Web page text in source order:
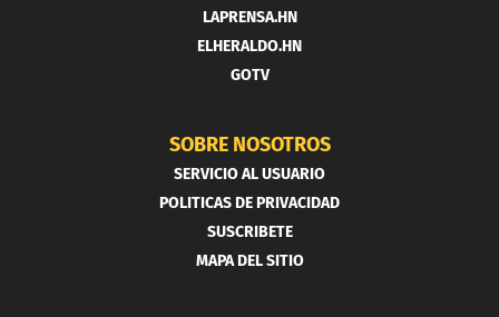
LAPRENSA.HN
ELHERALDO.HN
GOTV
SOBRE NOSOTROS
SERVICIO AL USUARIO
POLITICAS DE PRIVACIDAD
SUSCRIBETE
MAPA DEL SITIO